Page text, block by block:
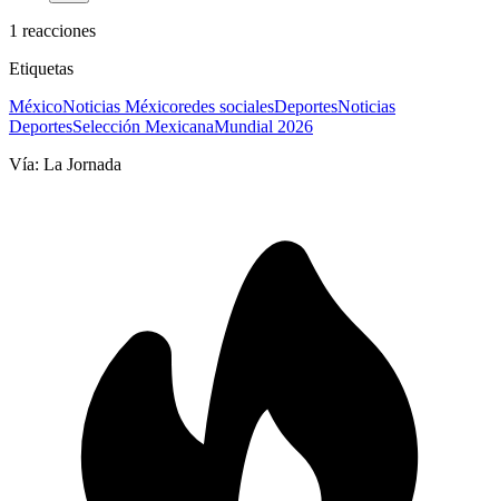
1 reacciones
Etiquetas
MéxicoNoticias Méxicoredes socialesDeportesNoticias
DeportesSelección MexicanaMundial 2026
Vía: La Jornada